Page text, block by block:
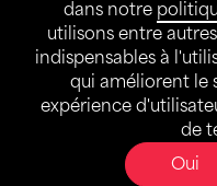
dans notre
utilisons entre
indispensables à
qui améliorent le
expérience
de
Oui